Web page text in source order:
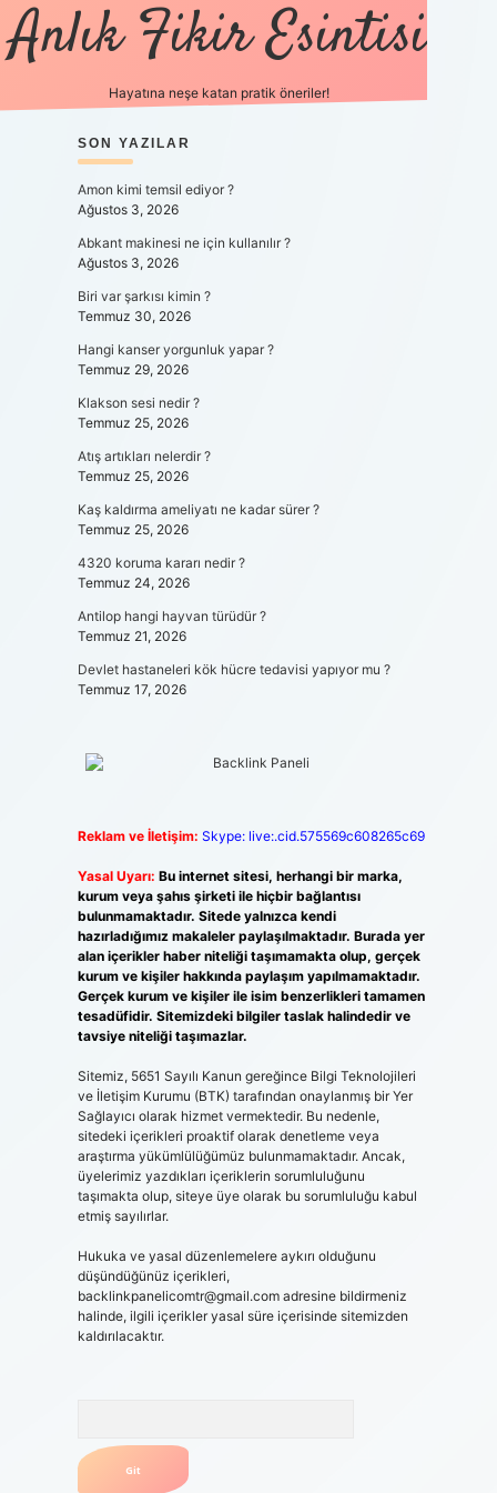
Anlık Fikir Esintisi
Hayatına neşe katan pratik öneriler!
SIDEBAR
SON YAZILAR
Amon kimi temsil ediyor ?
Ağustos 3, 2026
Abkant makinesi ne için kullanılır ?
Ağustos 3, 2026
Biri var şarkısı kimin ?
Temmuz 30, 2026
Hangi kanser yorgunluk yapar ?
Temmuz 29, 2026
Klakson sesi nedir ?
Temmuz 25, 2026
Atış artıkları nelerdir ?
Temmuz 25, 2026
Kaş kaldırma ameliyatı ne kadar sürer ?
Temmuz 25, 2026
4320 koruma kararı nedir ?
Temmuz 24, 2026
Antilop hangi hayvan türüdür ?
Temmuz 21, 2026
Devlet hastaneleri kök hücre tedavisi yapıyor mu ?
Temmuz 17, 2026
Reklam ve İletişim: Skype: live:.cid.575569c608265c69
Yasal Uyarı: Bu internet sitesi, herhangi bir marka,
kurum veya şahıs şirketi ile hiçbir bağlantısı
bulunmamaktadır. Sitede yalnızca kendi
hazırladığımız makaleler paylaşılmaktadır. Burada yer
alan içerikler haber niteliği taşımamakta olup, gerçek
kurum ve kişiler hakkında paylaşım yapılmamaktadır.
Gerçek kurum ve kişiler ile isim benzerlikleri tamamen
tesadüfidir. Sitemizdeki bilgiler taslak halindedir ve
tavsiye niteliği taşımazlar.
Sitemiz, 5651 Sayılı Kanun gereğince Bilgi Teknolojileri
ve İletişim Kurumu (BTK) tarafından onaylanmış bir Yer
Sağlayıcı olarak hizmet vermektedir. Bu nedenle,
sitedeki içerikleri proaktif olarak denetleme veya
araştırma yükümlülüğümüz bulunmamaktadır. Ancak,
üyelerimiz yazdıkları içeriklerin sorumluluğunu
taşımakta olup, siteye üye olarak bu sorumluluğu kabul
etmiş sayılırlar.
Hukuka ve yasal düzenlemelere aykırı olduğunu
düşündüğünüz içerikleri,
backlinkpanelicomtr@gmail.comadresine bildirmeniz
halinde, ilgili içerikler yasal süre içerisinde sitemizden
kaldırılacaktır.